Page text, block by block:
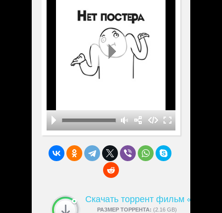
Скачать торрент фильм
РАЗМЕР ТОРРЕНТА: (2.16 GB)
СКАЧАЛИ:4189